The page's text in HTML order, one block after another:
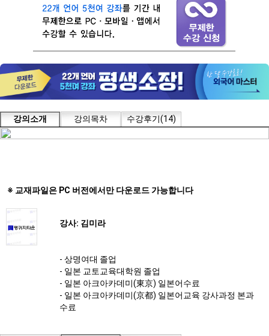
강의소개 강의목차 수강후기(14)
※ 교재파일은 PC 버전에서만 다운로드 가능합니다
강사: 김미라
- 상명여대 졸업
- 일본 교토교육대학원 졸업
- 일본 아크아카데미(東京) 일본어수료
- 일본 아크아카데미(京都) 일본어교육 강사과정 본과
수료